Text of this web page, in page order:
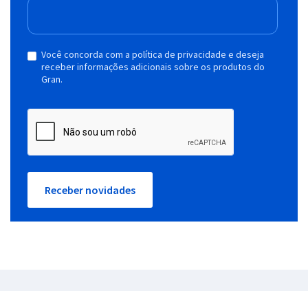
Você concorda com a política de privacidade e deseja
receber informações adicionais sobre os produtos do
Gran.
Receber novidades